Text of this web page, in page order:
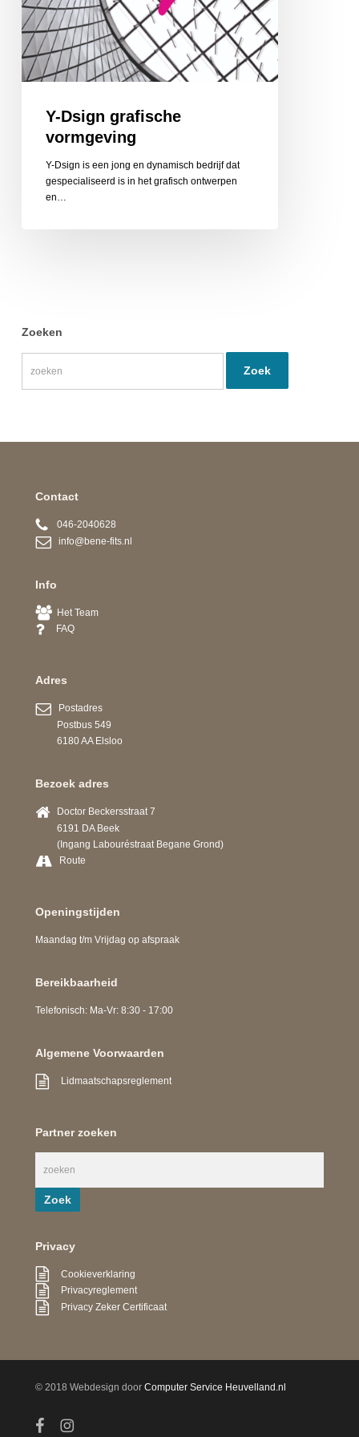
Y-Dsign grafische
vormgeving
Y-Dsign is een jong en dynamisch bedrijf dat
gespecialiseerd is in het grafisch ontwerpen
en…
Zoeken
Contact
046-2040628
info@bene-fits.nl
Info
Het Team
FAQ
Adres
Postadres
Postbus 549
6180 AA Elsloo
Bezoek adres
Doctor Beckersstraat 7
6191 DA Beek
(Ingang Labouréstraat Begane Grond)
Route
Openingstijden
Maandag t/m Vrijdag op afspraak
Bereikbaarheid
Telefonisch: Ma-Vr: 8:30 - 17:00
Algemene Voorwaarden
Lidmaatschapsreglement
Partner zoeken
Privacy
Cookieverklaring
Privacyreglement
Privacy Zeker Certificaat
© 2018 Webdesign doorComputer Service Heuvelland.nl
facebookinstagram